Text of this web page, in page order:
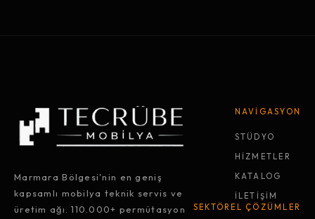
Marmara Bölgesi'nin en geniş
kapsamlı mobilya teknik servis ve
üretim ağı. 110.000+ permütasyon
NAVİGASYON
STÜDYO
HİZMETLER
KATALOG
İLETİŞİM
SEKTÖREL ÇÖZÜMLER